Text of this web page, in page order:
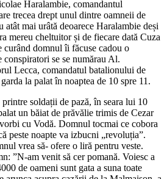
Haralambie, comandantul
trecea drept unul dintre oamneii de
atât mai urâtă deoarece Haralambie deși
mereu cheltuitor și de fiecare dată Cuza
domnul îi făcuse cadou o
se se numărau Al.
Lecca, comandatul batalionului de
la palat în noaptea de 10 spre 11.
soldații de pază, în seara lui 10
un băiat de prăvălie trimis de Cezar
cu Vodă. Domnul tocmai ce cobora
peste noapte va izbucni „revoluția”.
vrea să- ofere o liră pentru veste.
”N-am venit să cer pomană. Voiesc a
de oameni sunt gata a suna toate